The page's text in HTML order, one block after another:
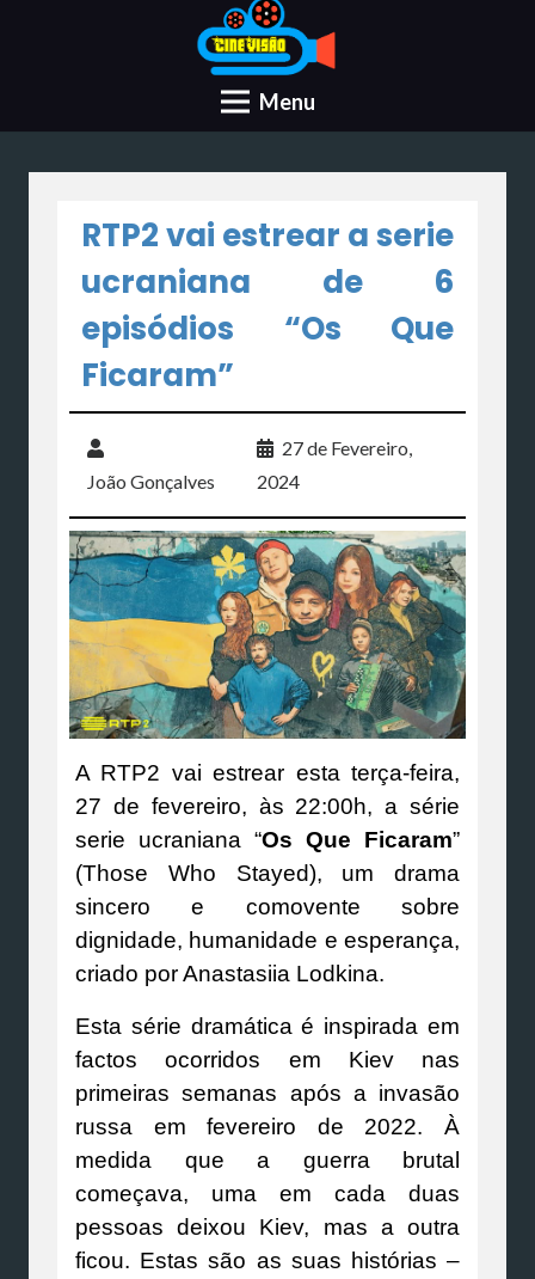
Menu
RTP2 vai estrear a serie
ucraniana de 6
episódios “Os Que
Ficaram”
João Gonçalves
27 de Fevereiro,
2024
A RTP2 vai estrear esta terça-feira,
27 de fevereiro, às 22:00h, a série
serie ucraniana “Os Que Ficaram”
(Those Who Stayed), um drama
sincero e comovente sobre
dignidade, humanidade e esperança,
criado por Anastasiia Lodkina.
Esta série dramática é inspirada em
factos ocorridos em Kiev nas
primeiras semanas após a invasão
russa em fevereiro de 2022. À
medida que a guerra brutal
começava, uma em cada duas
pessoas deixou Kiev, mas a outra
ficou. Estas são as suas histórias –